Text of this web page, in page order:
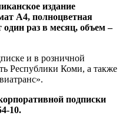
издание
А4, полноцветная
раз в месяц, объем –
и в розничной
Республики Коми, а также
подписки
10.